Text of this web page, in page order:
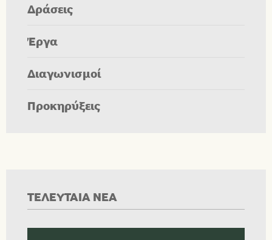
Δράσεις
Έργα
Διαγωνισμοί
Προκηρύξεις
ΤΕΛΕΥΤΑΙΑ ΝΕΑ